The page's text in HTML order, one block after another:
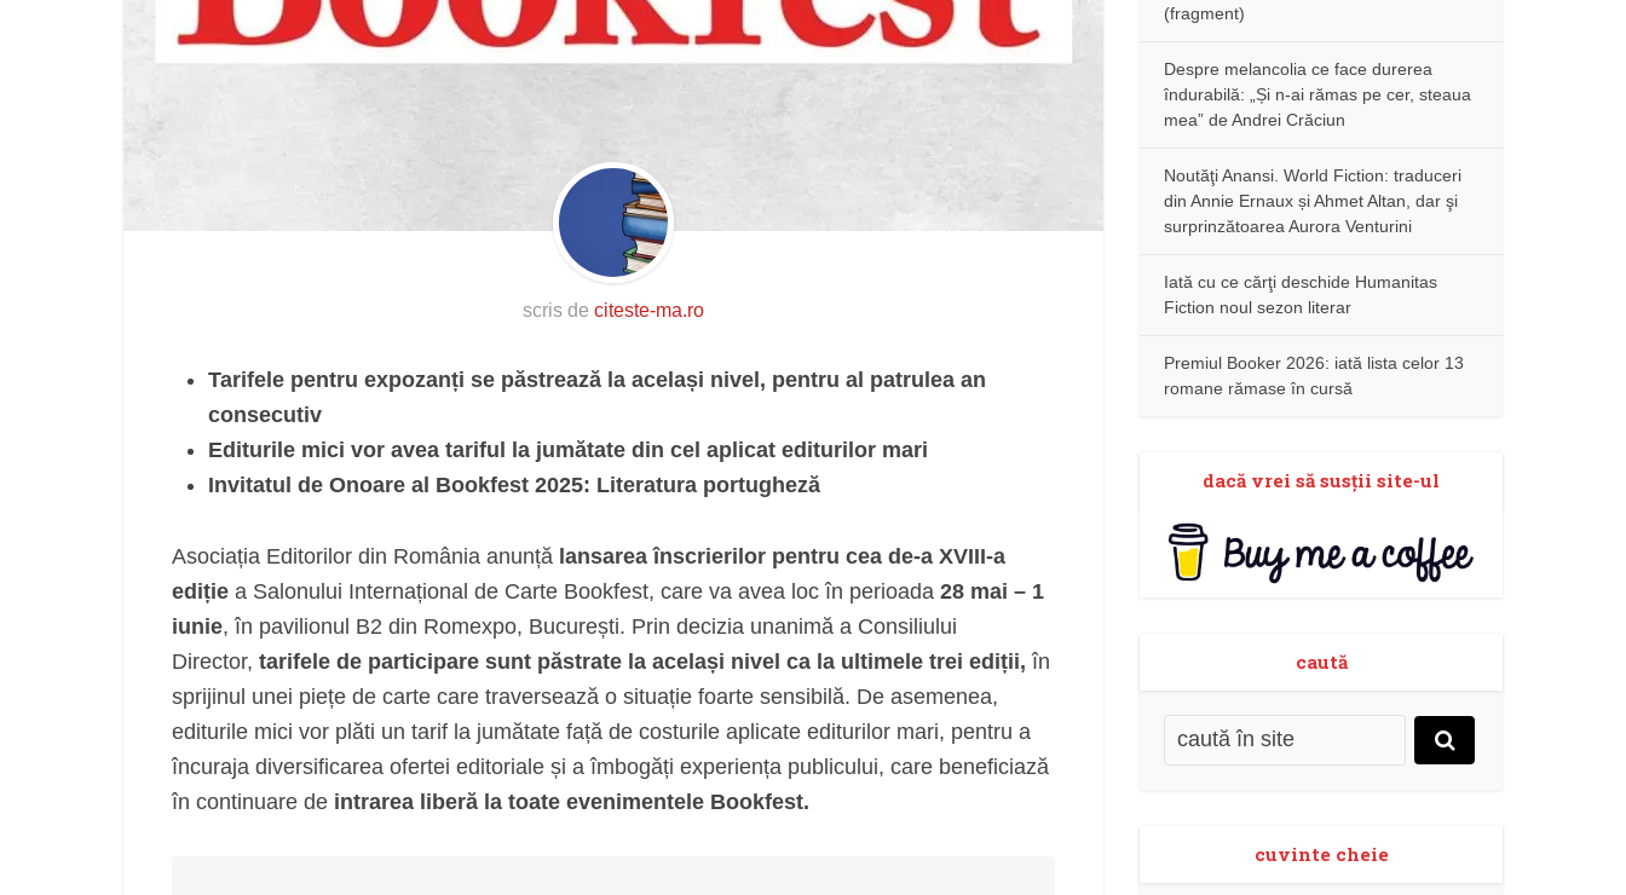
scris de citeste-ma.ro
Tarifele pentru expozanți se păstrează la același nivel, pentru al patrulea an
consecutiv
Editurile mici vor avea tariful la jumătate din cel aplicat editurilor mari
Invitatul de Onoare al Bookfest 2025: Literatura portugheză
Asociația Editorilor din România anunță lansarea înscrierilor pentru cea de-a XVIII-a
ediție a Salonului Internațional de Carte Bookfest, care va avea loc în perioada 28 mai – 1
iunie, în pavilionul B2 din Romexpo, București. Prin decizia unanimă a Consiliului
Director, tarifele de participare sunt păstrate la același nivel ca la ultimele trei ediții, în
sprijinul unei piețe de carte care traversează o situație foarte sensibilă. De asemenea,
editurile mici vor plăti un tarif la jumătate față de costurile aplicate editurilor mari, pentru a
încuraja diversificarea ofertei editoriale și a îmbogăți experiența publicului, care beneficiază
în continuare de intrarea liberă la toate evenimentele Bookfest.
(fragment)
Despre melancolia ce face durerea
îndurabilă: „Și n-ai rămas pe cer, steaua
mea” de Andrei Crăciun
Noutăţi Anansi. World Fiction: traduceri
din Annie Ernaux și Ahmet Altan, dar şi
surprinzătoarea Aurora Venturini
Iată cu ce cărţi deschide Humanitas
Fiction noul sezon literar
Premiul Booker 2026: iată lista celor 13
romane rămase în cursă
dacă vrei să susţii site-ul
caută
cuvinte cheie